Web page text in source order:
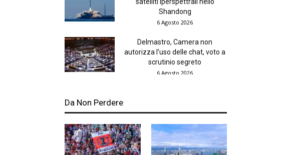
satelliti iperspettrali nello
Shandong
6 Agosto 2026
Delmastro, Camera non
autorizza l’uso delle chat, voto a
scrutinio segreto
6 Agosto 2026
Da Non Perdere